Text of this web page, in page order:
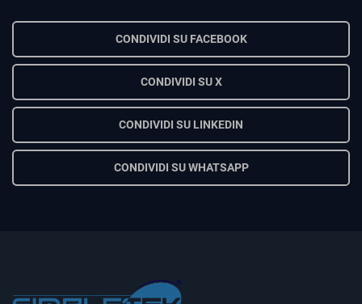
CONDIVIDI SU FACEBOOK
CONDIVIDI SU X
CONDIVIDI SU LINKEDIN
CONDIVIDI SU WHATSAPP